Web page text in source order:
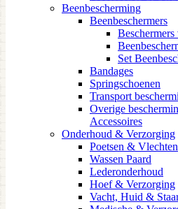
Beenbescherming
Beenbeschermers
Beschermers
Set
Bandages
Springschoenen
Transport
Overige
Accessoires
Onderhoud & Verzorging
Poetsen & Vlechten
Wassen Paard
Lederonderhoud
Hoef & Verzorging
Vacht, Huid &